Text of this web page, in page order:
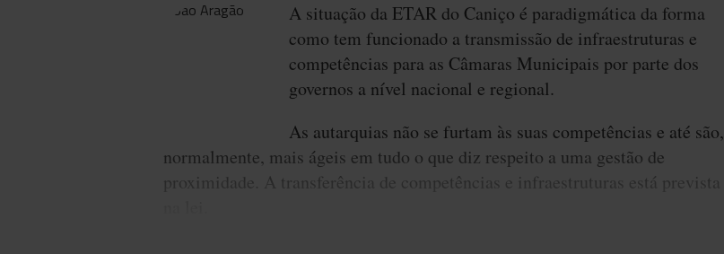
A situação da ETAR do Caniço é paradigmática da forma
como tem funcionado a transmissão de infraestruturas e
competências para as Câmaras Municipais por parte dos
governos a nível nacional e regional.
As autarquias não se furtam às suas competências e até são,
normalmente, mais ágeis em tudo o que diz respeito a uma gestão de
proximidade. A transferência de competências e infraestruturas está prevista